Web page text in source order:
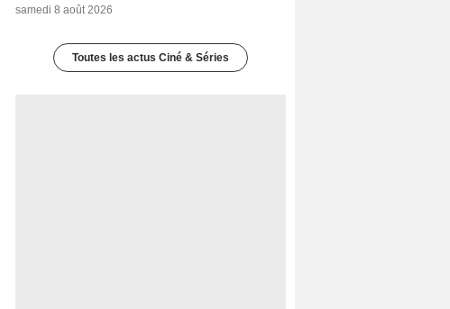
samedi 8 août 2026
Toutes les actus Ciné & Séries